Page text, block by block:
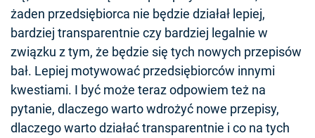
żaden przedsiębiorca nie będzie działał lepiej,
bardziej transparentnie czy bardziej legalnie w
związku z tym, że będzie się tych nowych przepisów
bał. Lepiej motywować przedsiębiorców innymi
kwestiami. I być może teraz odpowiem też na
pytanie, dlaczego warto wdrożyć nowe przepisy,
dlaczego warto działać transparentnie i co na tych